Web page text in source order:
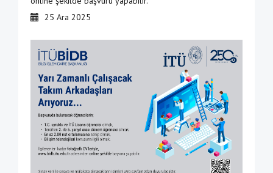
25 Ara 2025